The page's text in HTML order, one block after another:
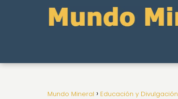
Mundo Mineral Educación y Divulgación